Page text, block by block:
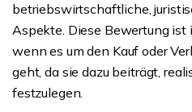
betriebswirtschaftliche,
Aspekte. Diese Bewertung ist
wenn es um den Kauf oder
geht, da sie dazu beiträgt,
festzulegen.